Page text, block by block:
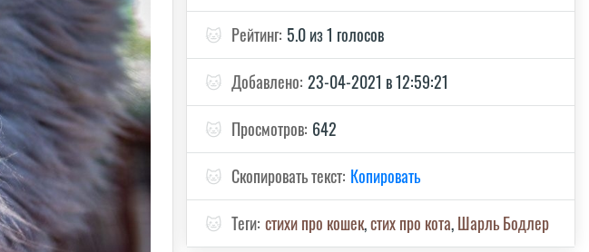
🐱 Рейтинг: 5.0 из 1 голосов
🐱 Добавлено: 23-04-2021 в 12:59:21
🐱 Просмотров: 642
🐱 Скопировать текст: Копировать
🐱 Теги: стихи про кошек,стих про кота,Шарль Бодлер